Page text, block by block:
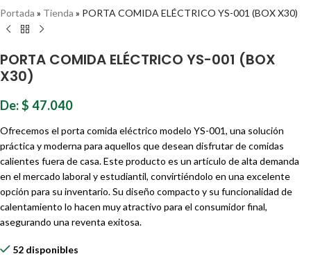
Portada » Tienda » PORTA COMIDA ELÉCTRICO YS-001 (BOX X30)
PORTA COMIDA ELÉCTRICO YS-001 (BOX
X30)
De:$ 47.040
Ofrecemos el porta comida eléctrico modelo YS-001, una solución
práctica y moderna para aquellos que desean disfrutar de comidas
calientes fuera de casa. Este producto es un artículo de alta demanda
en el mercado laboral y estudiantil, convirtiéndolo en una excelente
opción para su inventario. Su diseño compacto y su funcionalidad de
calentamiento lo hacen muy atractivo para el consumidor final,
asegurando una reventa exitosa.
52 disponibles